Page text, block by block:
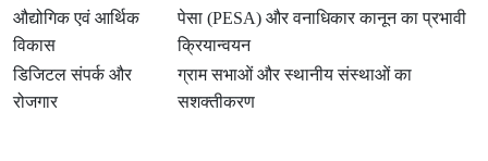
औद्योगिक एवं आर्थिक
विकास
पेसा (PESA) और वनाधिकार कानून का प्रभावी
क्रियान्वयन
डिजिटल संपर्क और
रोजगार
ग्राम सभाओं और स्थानीय संस्थाओं का
सशक्तीकरण